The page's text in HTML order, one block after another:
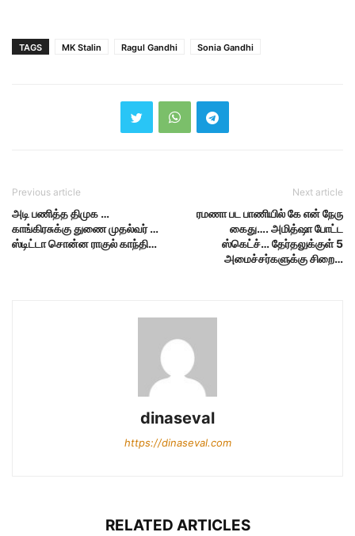
TAGS MK Stalin Ragul Gandhi Sonia Gandhi
Previous article
அடி பணித்த திமுக …
காங்கிரசுக்கு துணை முதல்வர் …
ஸ்டிட்டா சொன்ன ராகுல் காந்தி…
Next article
ரமணா பட பாணியில் கே என் நேரு
கைது…. அமித்ஷா போட்ட
ஸ்கெட்ச்… தேர்தலுக்குள் 5
அமைச்சர்களுக்கு சிறை…
dinaseval
https://dinaseval.com
RELATED ARTICLES